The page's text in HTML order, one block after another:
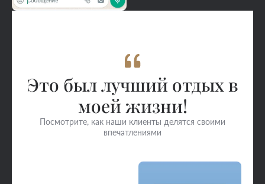
Это был лучший отдых в
моей жизни!
Посмотрите, как наши клиенты делятся своими
впечатлениями